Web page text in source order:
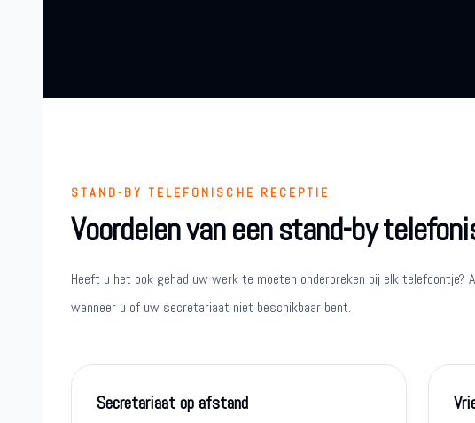
STAND-BY TELEFONISCHE RECEPTIE
Voordelen van een stand-by
Heeft u het ook gehad uw werk te moeten onderbreken bij elk telefoontje?
wanneer u of uw secretariaat niet beschikbaar bent.
Secretariaat op afstand